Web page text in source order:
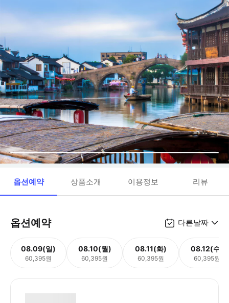
옵션예약 상품소개 이용정보 리뷰
옵션예약 다른날짜
08.09(일)
60,395원
08.10(월)
60,395원
08.11(화)
60,395원
08.12(수)
60,395원